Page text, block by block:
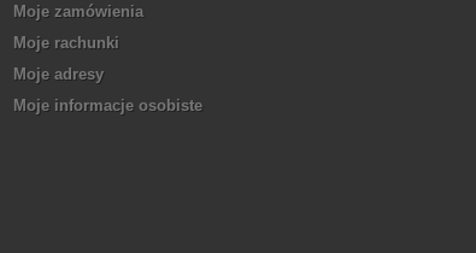
Moje zamówienia
Moje rachunki
Moje adresy
Moje informacje osobiste